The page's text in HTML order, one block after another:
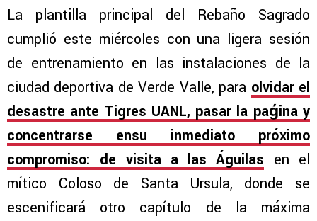
La plantilla principal del Rebaño Sagrado
cumplió este miércoles con una ligera sesión
de entrenamiento en las instalaciones de la
ciudad deportiva de Verde Valle, para olvidar el
desastre ante Tigres UANL, pasar la paǵina y
concentrarse ensu inmediato próximo
compromiso: de visita a las Águilas en el
mítico Coloso de Santa Ursula, donde se
escenificará otro capítulo de la máxima